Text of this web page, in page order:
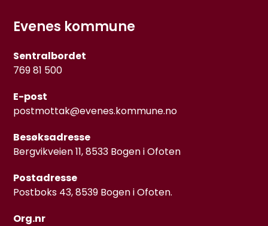
Evenes kommune
Sentralbordet
769 81 500
E-post
postmottak@evenes.kommune.no
Besøksadresse
Bergvikveien 11, 8533 Bogen i Ofoten
Postadresse
Postboks 43, 8539 Bogen i Ofoten.
Org.nr